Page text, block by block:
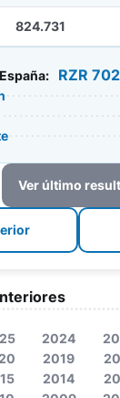
824.731
RZR
Ver último
2024
2019
2014